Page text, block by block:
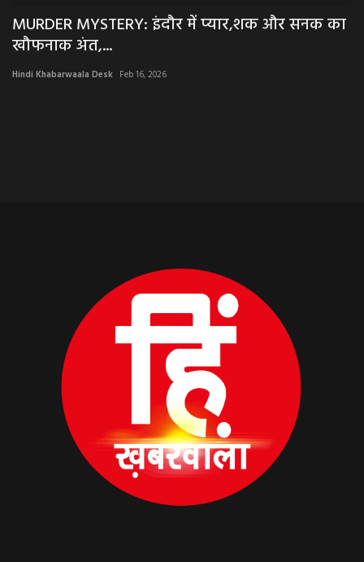
NEEMUCH MANDI: नीमच मंडी में लहसुन एवं
सोयाबीन में आया...
Hindi Khabarwaala Desk May 27, 2026